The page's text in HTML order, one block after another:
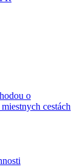
o
cestách